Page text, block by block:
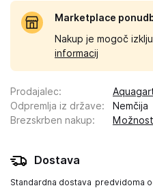
Marketplace
Nakup je mogoč
informacij
Prodajalec:
Odpremlja iz države:
Nemčija
Brezskrben nakup:
Dostava
Standardna dostava predvidoma